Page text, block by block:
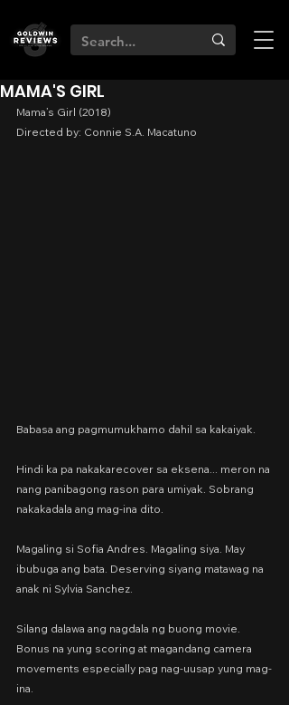
MAMA'S GIRL
Mama’s Girl (2018)
Directed by: Connie S.A. Macatuno
Babasa ang pagmumukhamo dahil sa kakaiyak.
Hindi ka pa nakakarecover sa eksena... meron na
nang panibagong rason para umiyak. Sobrang
nakakadala ang mag-ina dito.
Magaling si Sofia Andres. Magaling siya. May
ibubuga ang bata. Deserving siyang matawag na
anak ni Sylvia Sanchez.
Silang dalawa ang nagdala ng buong movie.
Bonus na yung scoring at magandang camera
movements especially pag nag-uusap yung mag-
ina.